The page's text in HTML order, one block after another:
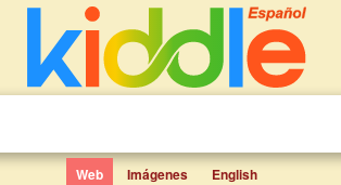
Web Imágenes English